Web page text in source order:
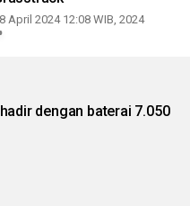
April 2024 12:08 WIB, 2024
dengan baterai 7.050